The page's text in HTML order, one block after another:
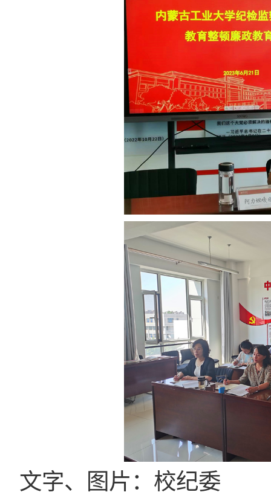
文字、图片：校纪委